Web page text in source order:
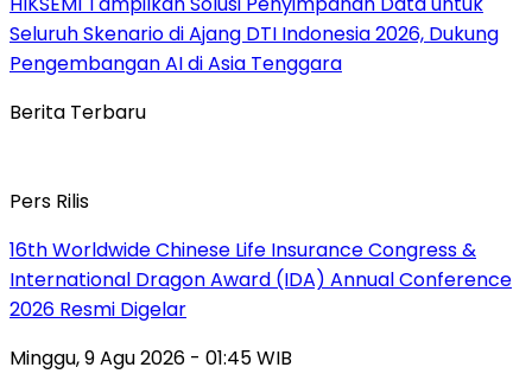
Seluruh Skenario di Ajang DTI Indonesia 2026, Dukung
Pengembangan AI di Asia Tenggara
Berita Terbaru
Pers Rilis
16th Worldwide Chinese Life Insurance Congress &
International Dragon Award (IDA) Annual Conference
2026 Resmi Digelar
Minggu, 9 Agu 2026 - 01:45 WIB